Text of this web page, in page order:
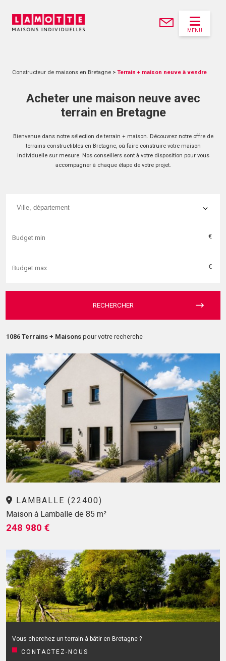
MENU
Constructeur de maisons en Bretagne > Terrain + maison neuve à vendre
Acheter une maison neuve avec
terrain en Bretagne
Bienvenue dans notre sélection de terrain + maison. Découvrez notre offre de
terrains constructibles en Bretagne, où faire construire votre maison
individuelle sur mesure. Nos conseillers sont à votre disposition pour vous
accompagner à chaque étape de votre projet.
€
€
RECHERCHER
1086 Terrains + Maisons pour votre recherche
LAMBALLE (22400)
Maison à Lamballe de 85 m²
248 980 €
Vous cherchez un terrain à bâtir en Bretagne ?
CONTACTEZ-NOUS